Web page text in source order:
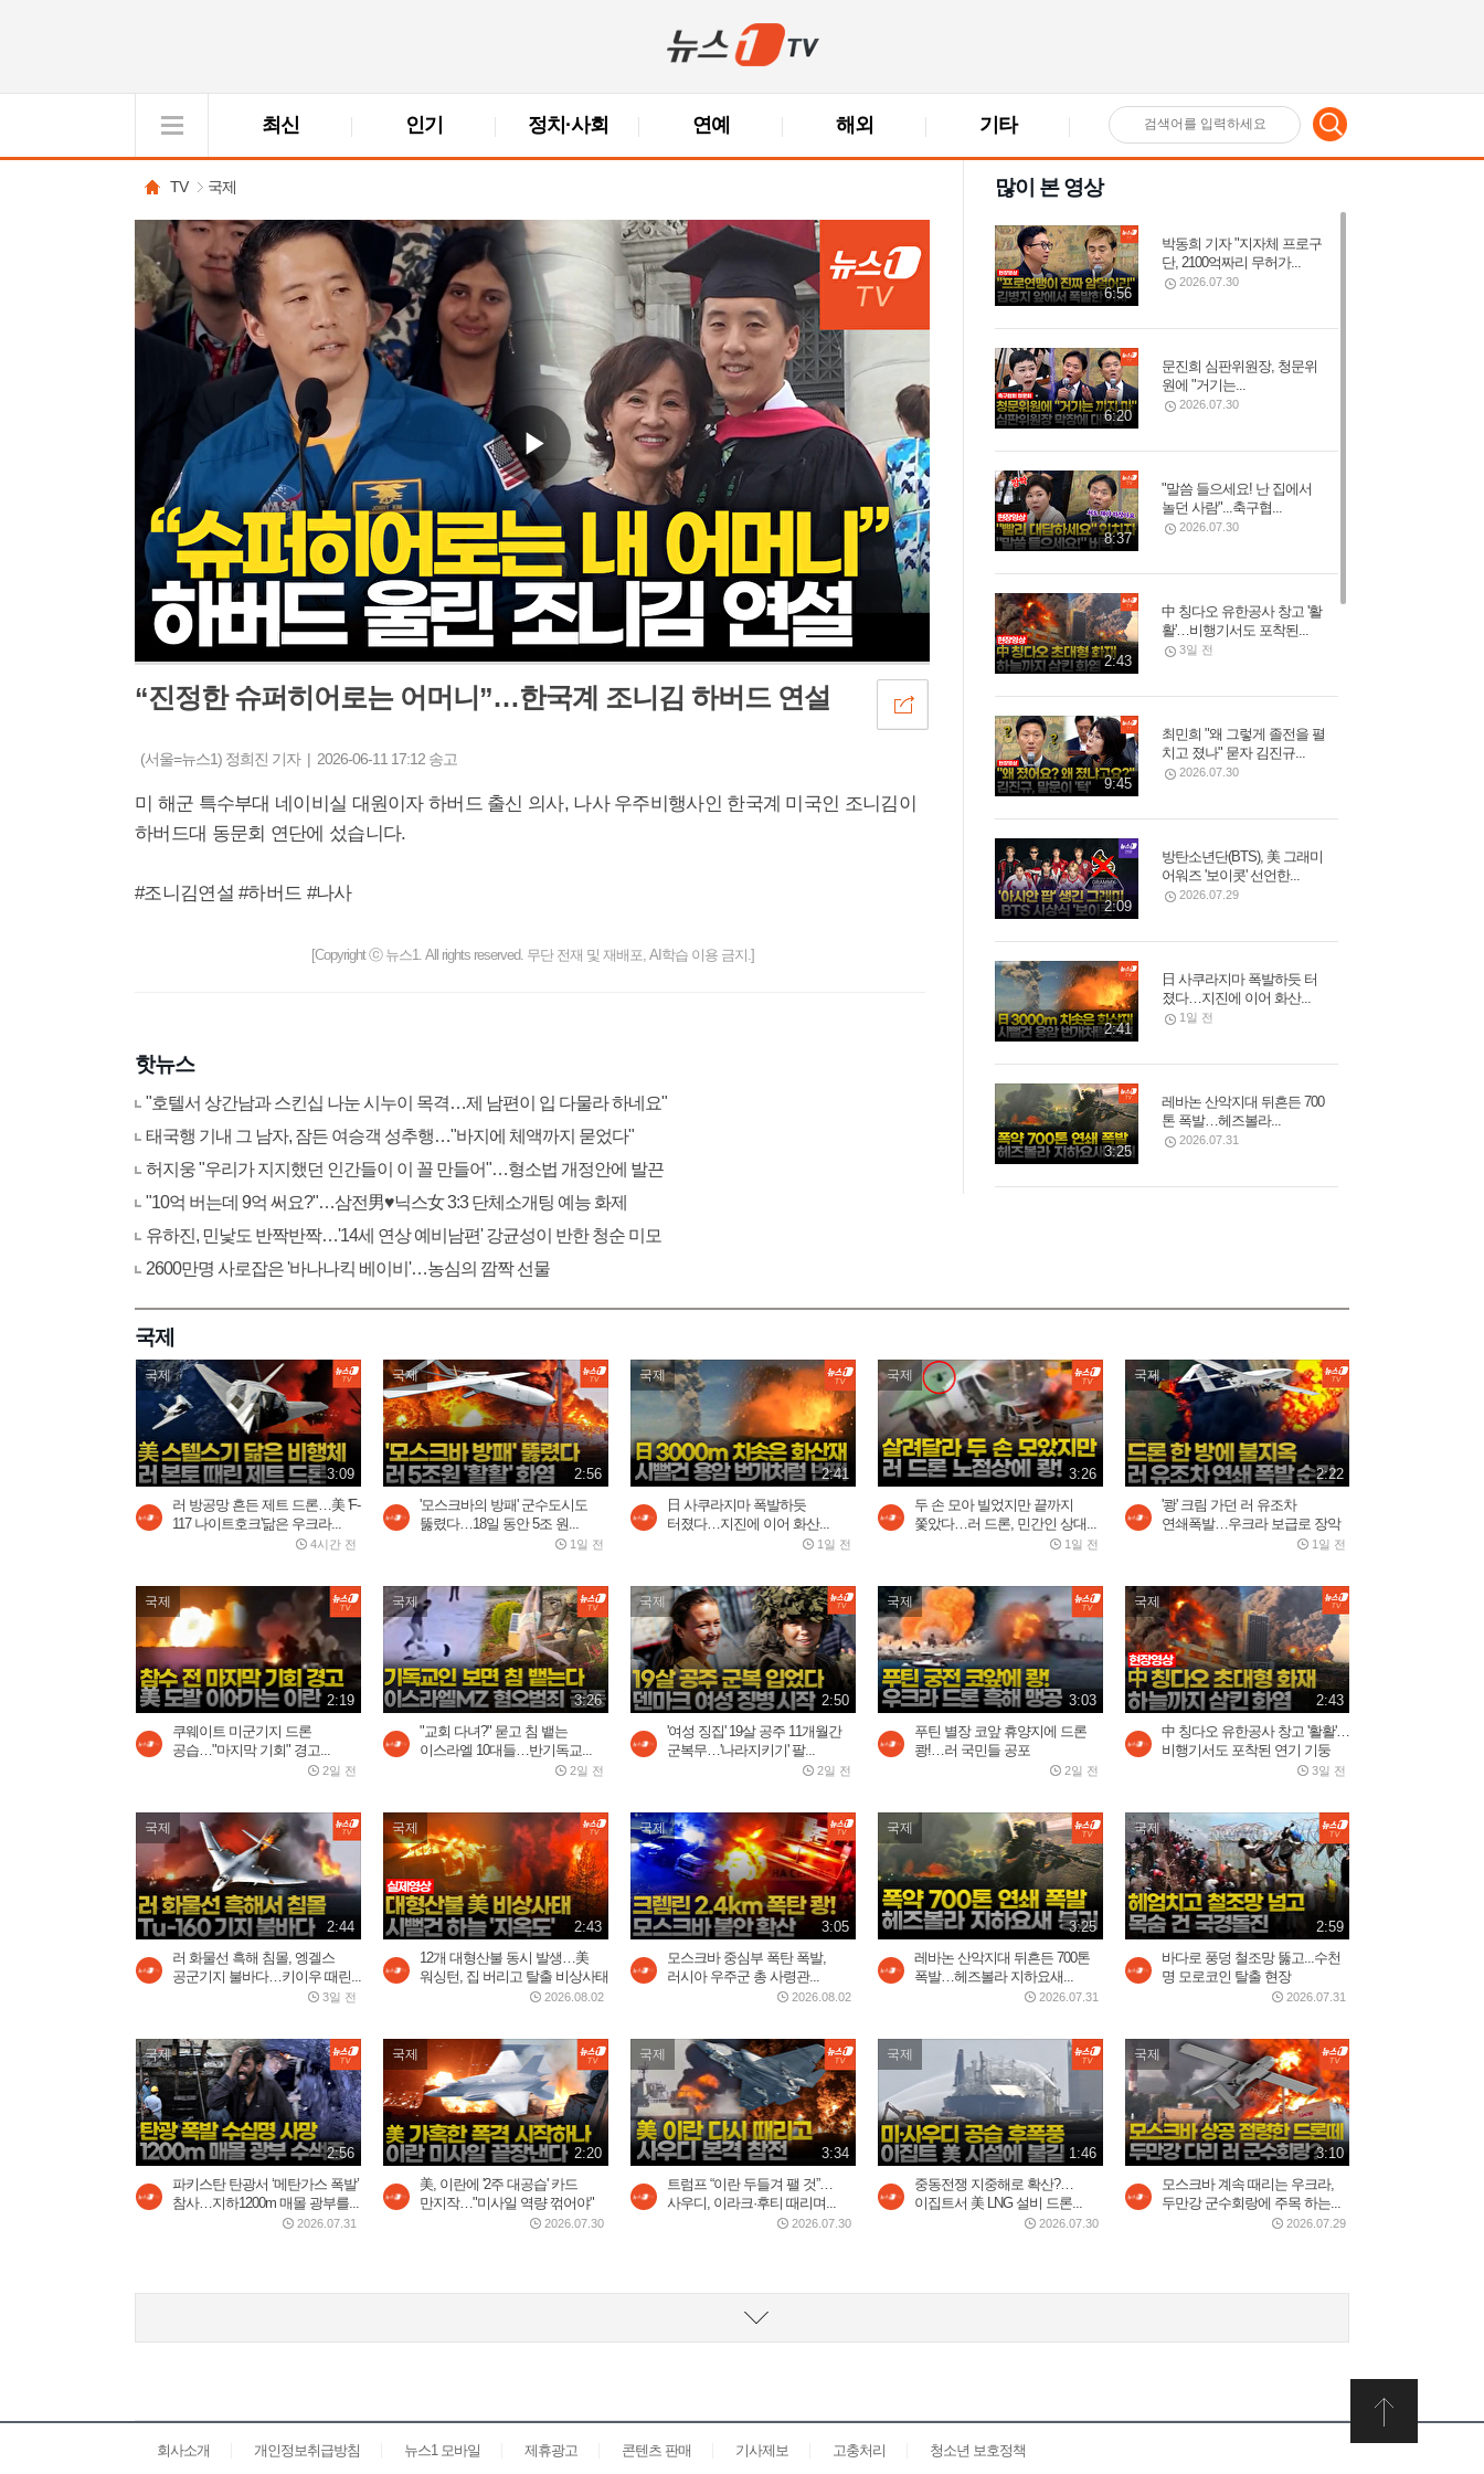
최신 인기 정치·사회 연예 해외 기타 검
어
입
력
TV 국제
“진정한 슈퍼히어로는 어머니”…한국계 조니김 하버드 연설
(서울=뉴스1) 정희진 기자 | 2026-06-11 17:12 송고
미 해군 특수부대 네이비실 대원이자 하버드 출신 의사, 나사 우주비행사인 한국계 미국인 조니김이
하버드대 동문회 연단에 섰습니다.
#조니김연설 #하버드 #나사
[Copyright ⓒ 뉴스1. All rights reserved. 무단 전재 및 재배포, AI학습 이용 금지.]
핫뉴스
"호텔서 상간남과 스킨십 나눈 시누이 목격…제 남편이 입 다물라 하네요"
태국행 기내 그 남자, 잠든 여승객 성추행…"바지에 체액까지 묻었다"
허지웅 "우리가 지지했던 인간들이 이 꼴 만들어"…형소법 개정안에 발끈
"10억 버는데 9억 써요?"…삼전男♥닉스女 3:3 단체소개팅 예능 화제
유하진, 민낯도 반짝반짝…'14세 연상 예비남편' 강균성이 반한 청순 미모
2600만명 사로잡은 '바나나킥 베이비'…농심의 깜짝 선물
많이 본 영상
6:56
박동희 기자 "지자체 프로구
단, 2100억짜리 무허가...
2026.07.30
6:20
문진희 심판위원장, 청문위
원에 "거기는...
2026.07.30
8:37
"말씀 들으세요! 난 집에서
놀던 사람"...축구협...
2026.07.30
2:43
中 칭다오 유한공사 창고 '활
활'…비행기서도 포착된...
3일 전
9:45
최민희 "왜 그렇게 졸전을 펼
치고 졌나" 묻자 김진규...
2026.07.30
2:09
방탄소년단(BTS), 美 그래미
어워즈 '보이콧' 선언한...
2026.07.29
2:41
日 사쿠라지마 폭발하듯 터
졌다…지진에 이어 화산...
1일 전
3:25
레바논 산악지대 뒤흔든 700
톤 폭발…헤즈볼라...
2026.07.31
2:43
美 워싱턴, 집 버리고 탈출...
2026.08.02
3:05
모스크바 중심부 폭탄 폭발,
러시아 우주군 총 사령관...
2026.08.02
2:16
김선태, 리센느 원이 '무섭노'
재소환했다가 역풍 제대로...
2026.07.30
푸틴 별장 코앞 휴양지에 드
론 쾅!…러 국민들 공포
2일 전
2:59
바다로 풍덩 철조망 뚫고...수
천 명 모로코인 탈출 현장
2026.07.31
美, 이란에 '2주 대공습' 카드
만지작…"미사일 역량...
15:23
5시간 밤샘 '필버' 나경
원…"IMF에 이은 JMF...
2026.07.31
배현진 "마지막으로 사과 기
사우디, 이라크·후티...
국제
국제
3:09
러 방공망 흔든 제트 드론…美 'F-
117 나이트호크'닮은 우크라...
4시간 전
국제
2:56
'모스크바의 방패' 군수도시도
뚫렸다…18일 동안 5조 원...
1일 전
국제
2:41
日 사쿠라지마 폭발하듯
터졌다…지진에 이어 화산...
1일 전
국제
3:26
두 손 모아 빌었지만 끝까지
쫓았다…러 드론, 민간인 상대...
1일 전
국제
2:22
'쾅' 크림 가던 러 유조차
연쇄폭발…우크라 보급로 장악
1일 전
국제
2:19
쿠웨이트 미군기지 드론
공습…"마지막 기회" 경고...
2일 전
국제
3:26
"교회 다녀?" 묻고 침 뱉는
이스라엘 10대들…반기독교...
2일 전
국제
2:50
'여성 징집' 19살 공주 11개월간
군복무…'나라지키기' 팔...
2일 전
국제
3:03
푸틴 별장 코앞 휴양지에 드론
쾅!…러 국민들 공포
2일 전
국제
2:43
中 칭다오 유한공사 창고 '활활'…
비행기서도 포착된 연기 기둥
3일 전
국제
2:44
러 화물선 흑해 침몰, 엥겔스
공군기지 불바다…키이우 때린...
3일 전
국제
2:43
12개 대형산불 동시 발생…美
워싱턴, 집 버리고 탈출 비상사태
2026.08.02
국제
3:05
모스크바 중심부 폭탄 폭발,
러시아 우주군 총 사령관...
2026.08.02
국제
3:25
레바논 산악지대 뒤흔든 700톤
폭발…헤즈볼라 지하요새...
2026.07.31
국제
2:59
바다로 풍덩 철조망 뚫고...수천
명 모로코인 탈출 현장
2026.07.31
국제
2:56
파키스탄 탄광서 ‘메탄가스 폭발’
참사…지하1200m 매몰 광부를...
2026.07.31
국제
2:20
美, 이란에 '2주 대공습' 카드
만지작…"미사일 역량 꺾어야"
2026.07.30
국제
3:34
트럼프 “이란 두들겨 팰 것”…
사우디, 이라크·후티 때리며...
2026.07.30
국제
1:46
중동전쟁 지중해로 확산?…
이집트서 美 LNG 설비 드론...
2026.07.30
국제
3:10
모스크바 계속 때리는 우크라,
두만강 군수회랑에 주목 하는...
2026.07.29
회사소개 개인정보취급방침 뉴스1 모바일 제휴광고 콘텐츠 판매 기사제보 고충처리 청소년 보호정책